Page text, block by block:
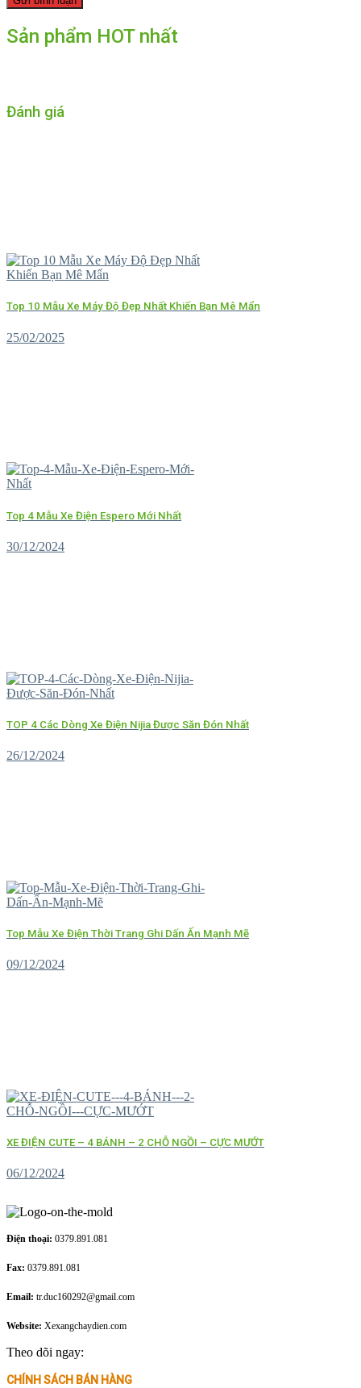
Sản phẩm HOT nhất
Đánh giá
Top 10 Mẫu Xe Máy Độ Đẹp Nhất Khiến Bạn Mê Mẩn
25/02/2025
Top 4 Mẫu Xe Điện Espero Mới Nhất
30/12/2024
TOP 4 Các Dòng Xe Điện Nijia Được Săn Đón Nhất
26/12/2024
Top Mẫu Xe Điện Thời Trang Ghi Dấn Ấn Mạnh Mẽ
09/12/2024
XE ĐIỆN CUTE – 4 BÁNH – 2 CHỖ NGỒI – CỰC MƯỚT
06/12/2024
Điện thoại: 0379.891.081
Fax: 0379.891.081
Email: tr.duc160292@gmail.com
Website: Xexangchaydien.com
Theo dõi ngay:
CHÍNH SÁCH BÁN HÀNG